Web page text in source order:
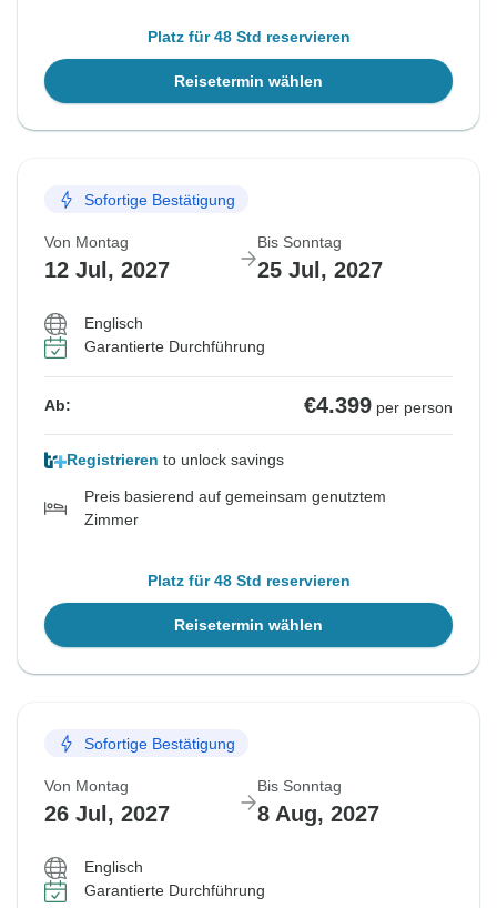
Platz für 48 Std reservieren
Reisetermin wählen
Sofortige Bestätigung
Von Montag
12 Jul, 2027
Bis Sonntag
25 Jul, 2027
Englisch
Garantierte Durchführung
Ab: €4.399 per person
Registrieren to unlock savings
Preis basierend auf gemeinsam genutztem
Zimmer
Platz für 48 Std reservieren
Reisetermin wählen
Sofortige Bestätigung
Von Montag
26 Jul, 2027
Bis Sonntag
8 Aug, 2027
Englisch
Garantierte Durchführung